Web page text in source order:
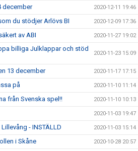
december 2020-12-11 19:46
du stödjer Arlövs BI 2020-12-09 17:36
av ABI 2020-11-27 19:02
billiga Julklappar och stöd
2020-11-23 15:09
13 december 2020-11-17 17:15
på 2020-11-10 11:14
från Svenska spel!! 2020-11-10 10:13
2020-11-03 19:47
- INSTÄLLD 2020-11-03 15:14
i Skåne 2020-10-28 20:57